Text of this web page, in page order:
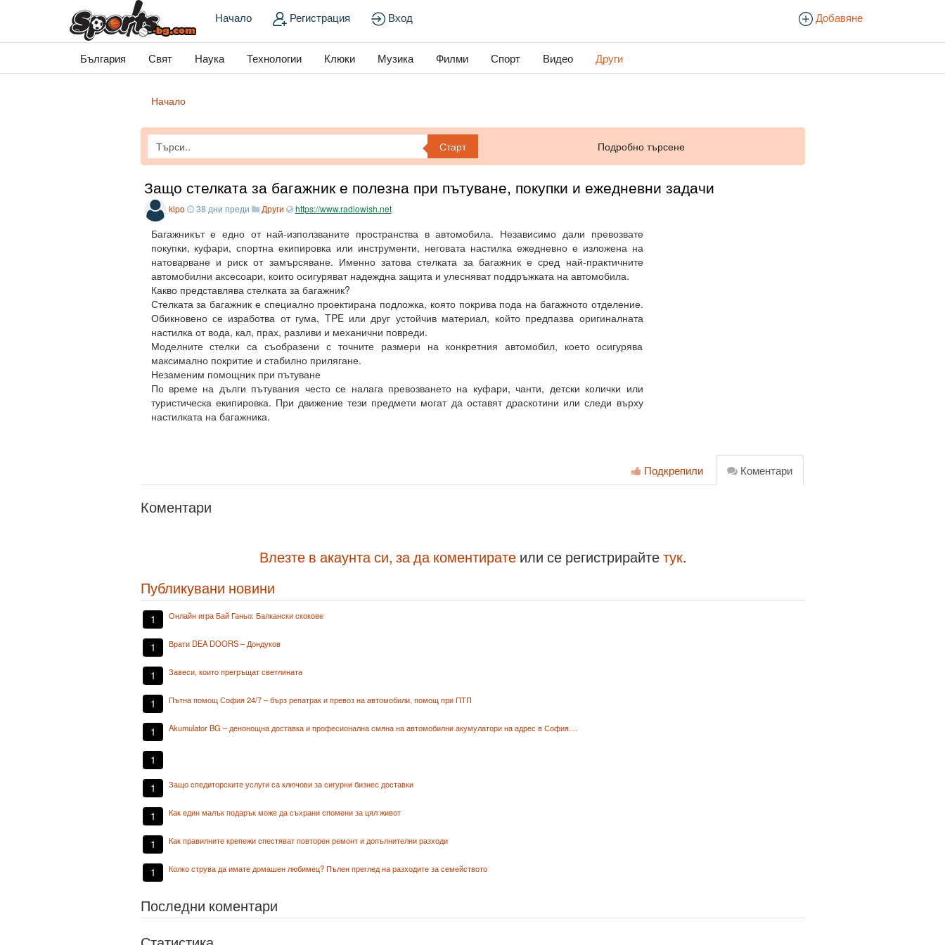
Начало Регистрация Вход Добавяне
България Свят Наука Технологии Клюки Музика Филми Спорт Видео Други
Начало
Старт Подробно търсене
Защо стелката за багажник е полезна при пътуване, покупки и ежедневни задачи
kipo 38 дни преди Други https://www.radiowish.net
Багажникът е едно от най-използваните пространства в автомобила. Независимо дали превозвате
покупки, куфари, спортна екипировка или инструменти, неговата настилка ежедневно е изложена на
натоварване и риск от замърсяване. Именно затова стелката за багажник е сред най-практичните
автомобилни аксесоари, които осигуряват надеждна защита и улесняват поддръжката на автомобила.
Какво представлява стелката за багажник?
Стелката за багажник е специално проектирана подложка, която покрива пода на багажното отделение.
Обикновено се изработва от гума, TPE или друг устойчив материал, който предпазва оригиналната
настилка от вода, кал, прах, разливи и механични повреди.
Моделните стелки са съобразени с точните размери на конкретния автомобил, което осигурява
максимално покритие и стабилно прилягане.
Незаменим помощник при пътуване
По време на дълги пътувания често се налага превозването на куфари, чанти, детски колички или
туристическа екипировка. При движение тези предмети могат да оставят драскотини или следи върху
настилката на багажника.
Коментари
Подкрепили
Коментари
Влезте в акаунта си, за да коментиратеили се регистрирайтетук.
Публикувани новини
1 Онлайн игра Бай Ганьо: Балкански скокове
1 Врати DEA DOORS – Дондуков
1 Завеси, които прегръщат светлината
1 Пътна помощ София 24/7 – бърз репатрак и превоз на автомобили, помощ при ПТП
1 Akumulator BG – денонощна доставка и професионална смяна на автомобилни акумулатори на адрес в София....
1
1 Защо спедиторските услуги са ключови за сигурни бизнес доставки
1 Как един малък подарък може да съхрани спомени за цял живот
1 Как правилните крепежи спестяват повторен ремонт и допълнителни разходи
1 Колко струва да имате домашен любимец? Пълен преглед на разходите за семейството
Последни коментари